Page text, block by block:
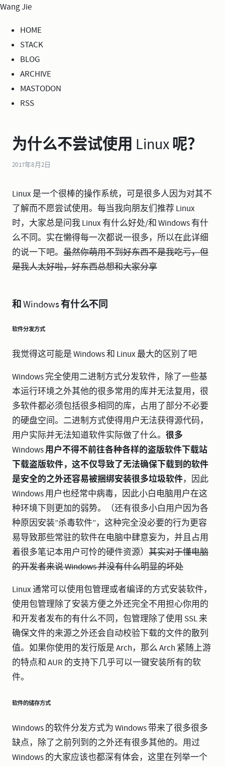
Wang Jie
HOME
STACK
BLOG
ARCHIVE
MASTODON
RSS
为什么不尝试使用 Linux 呢？
2017年8月2日
Linux 是一个很棒的操作系统，可是很多人因为对其不
了解而不愿尝试使用。每当我向朋友们推荐 Linux
时，大家总是问我 Linux 有什么好处/和 Windows 有什
么不同。实在懒得每一次都说一很多，所以在此详细
的说一下吧。 虽然你萌用不到好东西不是我吃亏，但
是我人太好啦，好东西总想和大家分享
和 Windows 有什么不同
软件分发方式
我觉得这可能是 Windows 和 Linux 最大的区别了吧
Windows 完全使用二进制方式分发软件，除了一些基
本运行环境之外其他的很多常用的库并无法复用，很
多软件都必须包括很多相同的库，占用了部分不必要
的硬盘空间。二进制方式使得用户无法获得源代码，
用户实际并无法知道软件实际做了什么。 很多
Windows 用户不得不前往各种各样的盗版软件下载站
下载盗版软件，这不仅导致了无法确保下载到的软件
是安全的之外还容易被捆绑安装很多垃圾软件，因此
Windows 用户也经常中病毒，因此小白电脑用户在这
种环境下则更加的弱势。（还有很多小白用户因为各
种原因安装”杀毒软件”，这种完全没必要的行为更容
易导致那些常驻的软件在电脑中肆意妄为，并且占用
着很多笔记本用户可怜的硬件资源） 其实对于懂电脑
的开发者来说 Windows 并没有什么明显的坏处
Linux 通常可以使用包管理或者编译的方式安装软件，
使用包管理除了安装方便之外还完全不用担心你用的
和开发者发布的有什么不同，包管理除了使用 SSL 来
确保文件的来源之外还会自动校验下载的文件的散列
值。如果你使用的发行版是 Arch，那么 Arch 紧随上游
的特点和 AUR 的支持下几乎可以一键安装所有的软
件。
软件的储存方式
Windows 的软件分发方式为 Windows 带来了很多很多
缺点，除了之前列到的之外还有很多其他的。用过
Windows 的大家应该也都深有体会，这里在列举一个